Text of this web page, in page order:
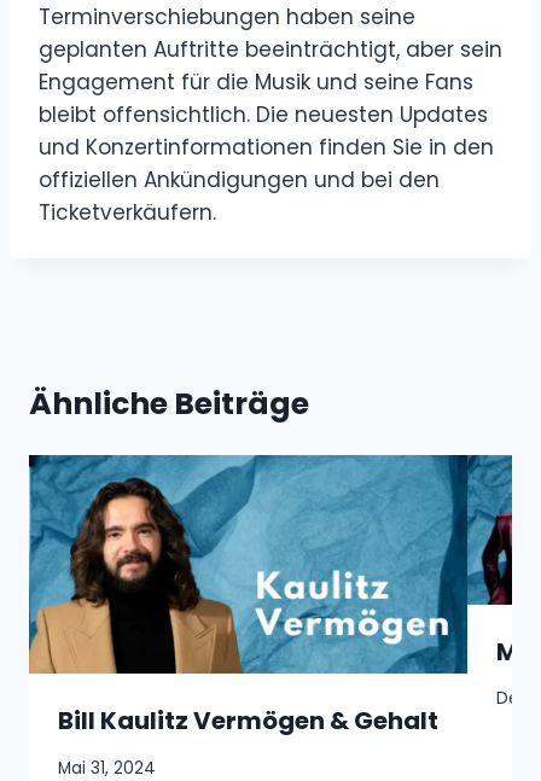
Terminverschiebungen haben seine
geplanten Auftritte beeinträchtigt, aber sein
Engagement für die Musik und seine Fans
bleibt offensichtlich. Die neuesten Updates
und Konzertinformationen finden Sie in den
offiziellen Ankündigungen und bei den
Ticketverkäufern.
Ähnliche Beiträge
Bill Kaulitz Vermögen & Gehalt
Mai 31, 2024